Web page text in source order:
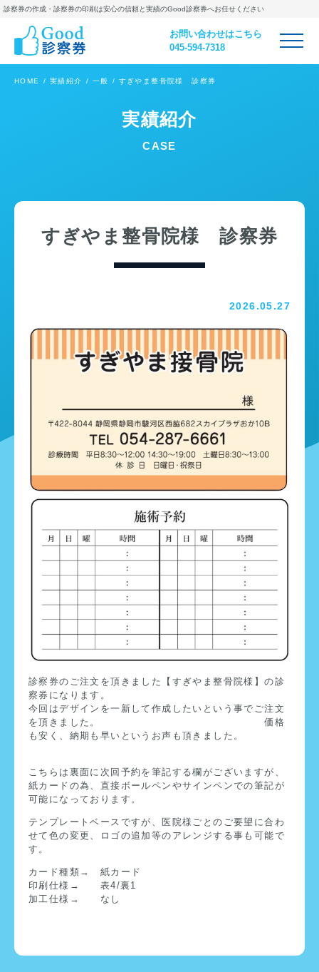
診察券の作成・診察券の印刷は安心の信頼と実績のGood診察券へお任せください
お問い合わせはこちら
045-594-7318
HOME 実績紹介 一般 すぎやま整骨院様 診察券
実績紹介
CASE
すぎやま整骨院様 診察券
2026.05.27
診察券のご注文を頂きました【すぎやま整骨院様】の診
察券になります。
今回はデザインを一新して作成したいという事でご注文
を頂きました。 価格
も安く、納期も早いというお声も頂きました。
こちらは裏面に次回予約を筆記する欄がございますが、
紙カードの為、直接ボールペンやサインペンでの筆記が
可能になっております。
テンプレートベースですが、医院様ごとのご要望に合わ
せて色の変更、ロゴの追加等のアレンジする事も可能で
す。
カード種類→ 紙カード
印刷仕様→ 表4/裏1
加工仕様→ なし